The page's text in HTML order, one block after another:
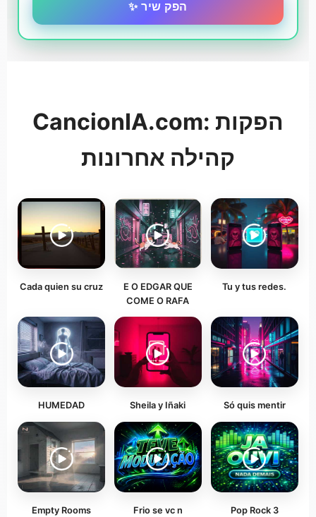
✨ הפק שיר
CancionIA.com: הפקות
קהילה אחרונות
Cada quien su cruz
E O EDGAR QUE
COME O RAFA
Tu y tus redes.
HUMEDAD Sheila y Iñaki Só quis mentir
Empty Rooms Frio se vc n Pop Rock 3